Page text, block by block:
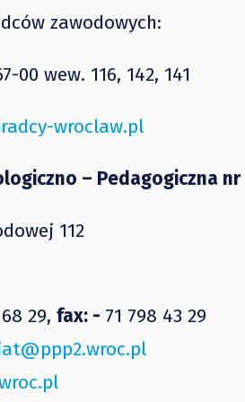
zawodowych:
00 wew. 116, 142, 141
wroclaw.pl
– Pedagogiczna nr
112
29, fax: - 71 798 43 29